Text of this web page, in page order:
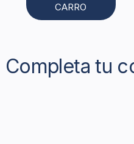
CARRO
Completa tu